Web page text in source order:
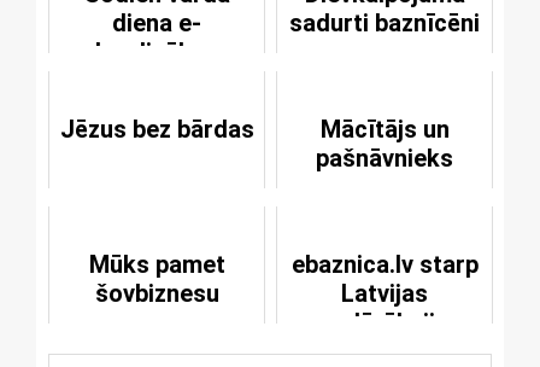
diena e-
kardinālam
sadurti baznīcēni
Jēzus bez bārdas
Mācītājs un
pašnāvnieks
Mūks pamet
šovbiznesu
ebaznica.lv starp
Latvijas
populārākajiem
blogiem